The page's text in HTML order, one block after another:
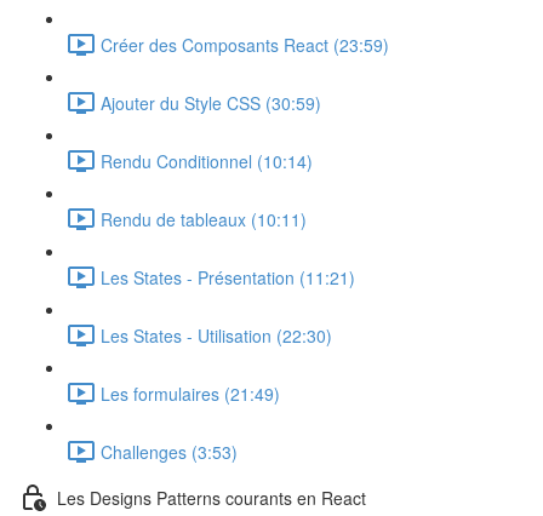
Créer des Composants React (23:59)
Ajouter du Style CSS (30:59)
Rendu Conditionnel (10:14)
Rendu de tableaux (10:11)
Les States - Présentation (11:21)
Les States - Utilisation (22:30)
Les formulaires (21:49)
Challenges (3:53)
Les Designs Patterns courants en React